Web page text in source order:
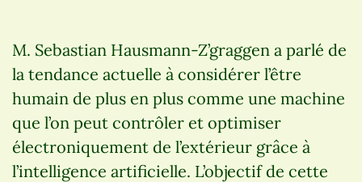
M. Sebastian Hausmann-Z’graggen a parlé de
la tendance actuelle à considérer l’être
humain de plus en plus comme une machine
que l’on peut contrôler et optimiser
électroniquement de l’extérieur grâce à
l’intelligence artificielle. L’objectif de cette